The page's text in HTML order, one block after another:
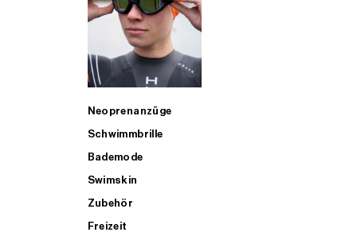
Neoprenanzüge
Schwimmbrille
Bademode
Swimskin
Zubehör
Freizeit